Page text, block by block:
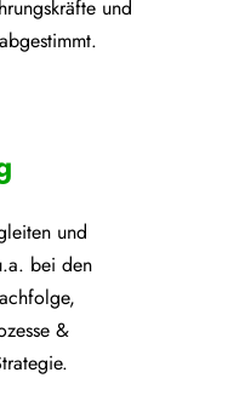
und
und
bei den
&